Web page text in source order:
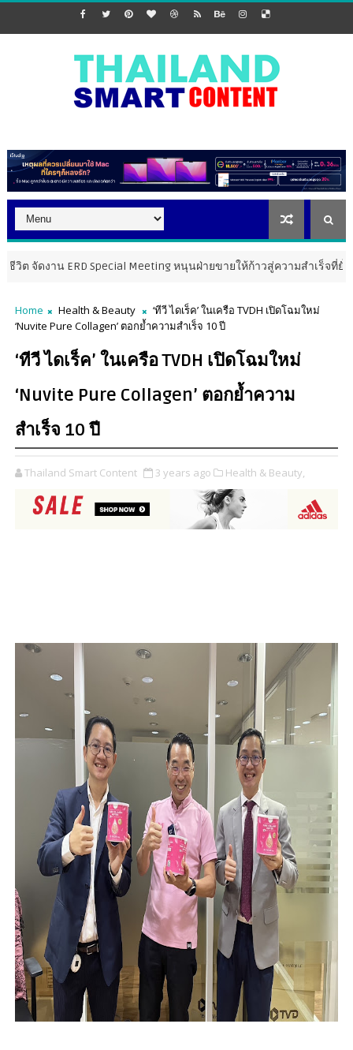
ERD Special Meeting หนุนฝ่ายขายให้ก้าวสู่ความสำเร็จที่ยั่งยืน
Home Health & Beauty
‘ทีวี ไดเร็ค’ ในเครือ TVDH เปิดโฉมใหม่
‘Nuvite Pure Collagen’ ตอกย้ำความสำเร็จ 10 ปี
‘ทีวี ไดเร็ค’ ในเครือ TVDH เปิดโฉมใหม่
‘Nuvite Pure Collagen’ ตอกย้ำความ
สำเร็จ 10 ปี
Thailand Smart Content 3 years ago Health & Beauty,